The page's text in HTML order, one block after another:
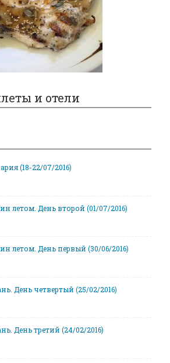
и отели
(18-22/07/2016)
летом. День второй (01/07/2016)
летом. День первый (30/06/2016)
День четвертый (25/02/2016)
День третий (24/02/2016)